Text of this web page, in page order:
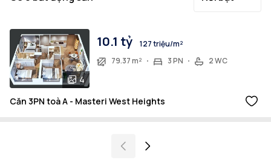
4
10.1 tỷ
127 triệu/m²
79.37 m²
3 PN 2 WC
Căn 3PN toà A - Masteri West Heights